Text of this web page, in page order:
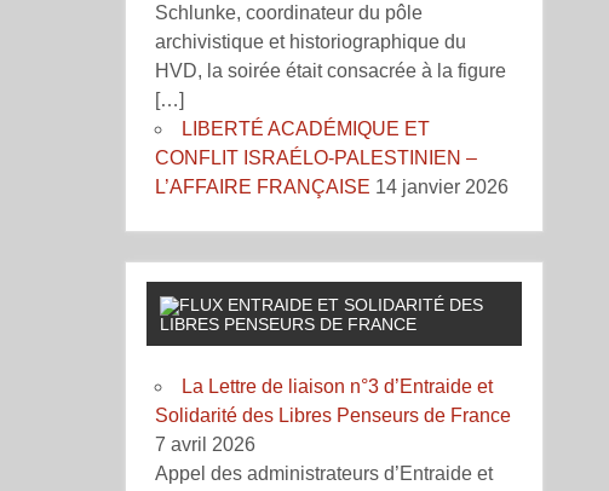
Schlunke, coordinateur du pôle
archivistique et historiographique du
HVD, la soirée était consacrée à la figure
[…]
LIBERTÉ ACADÉMIQUE ET
CONFLIT ISRAÉLO-PALESTINIEN –
L’AFFAIRE FRANÇAISE 14 janvier 2026
ENTRAIDE ET SOLIDARITÉ DES
LIBRES PENSEURS DE FRANCE
La Lettre de liaison n°3 d’Entraide et
Solidarité des Libres Penseurs de France
7 avril 2026
Appel des administrateurs d’Entraide et